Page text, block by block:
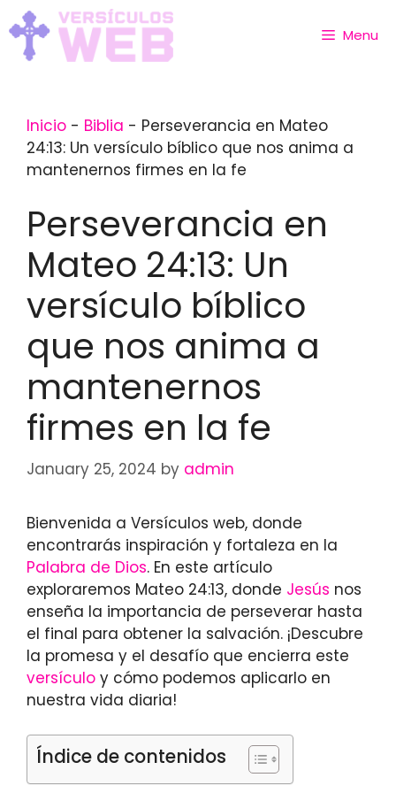
Skip
to
content
Menu
Inicio - Biblia - Perseverancia en Mateo
24:13: Un versículo bíblico que nos anima a
mantenernos firmes en la fe
Perseverancia en
Mateo 24:13: Un
versículo bíblico
que nos anima a
mantenernos
firmes en la fe
January 25, 2024 by admin
Bienvenida a Versículos web, donde
encontrarás inspiración y fortaleza en la
Palabra de Dios. En este artículo
exploraremos Mateo 24:13, donde Jesús nos
enseña la importancia de perseverar hasta
el final para obtener la salvación. ¡Descubre
la promesa y el desafío que encierra este
versículo y cómo podemos aplicarlo en
nuestra vida diaria!
Índice de contenidos